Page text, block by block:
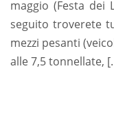
maggio (Festa dei
seguito troverete
mezzi pesanti
alle 7,5 tonnellate,